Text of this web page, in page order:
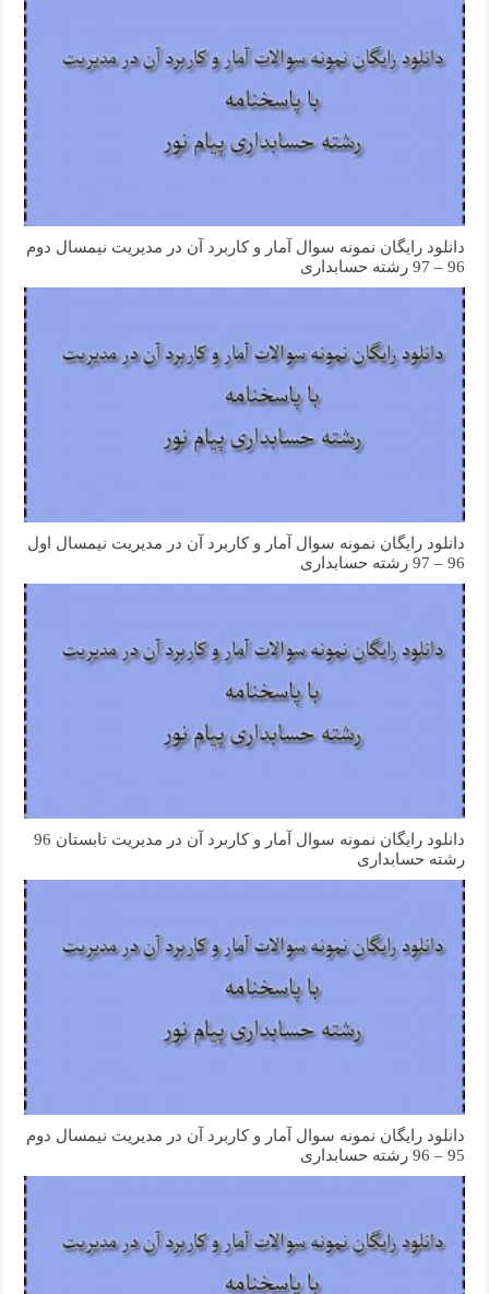
دانلود رایگان نمونه سوال آمار و کاربرد آن در مدیریت نیمسال دوم
96 – 97 رشته حسابداری
دانلود رایگان نمونه سوال آمار و کاربرد آن در مدیریت نیمسال اول
96 – 97 رشته حسابداری
دانلود رایگان نمونه سوال آمار و کاربرد آن در مدیریت تابستان 96
رشته حسابداری
دانلود رایگان نمونه سوال آمار و کاربرد آن در مدیریت نیمسال دوم
95 – 96 رشته حسابداری